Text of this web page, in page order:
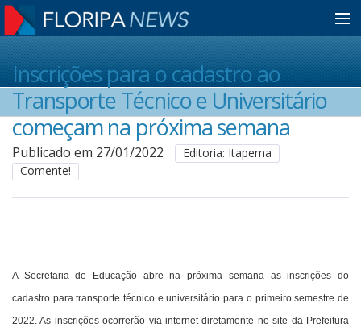
Home
Notícias
Colunistas
Guia de Serviços
Inscrições para o cadastro ao
Transporte Técnico e Universitário
começam na próxima semana
Publicado em 27/01/2022
Editoria: Itapema
Comente!
A Secretaria de Educação abre na próxima semana as inscrições do
cadastro para transporte técnico e universitário para o primeiro semestre de
2022. As inscrições ocorrerão via internet diretamente no site da Prefeitura